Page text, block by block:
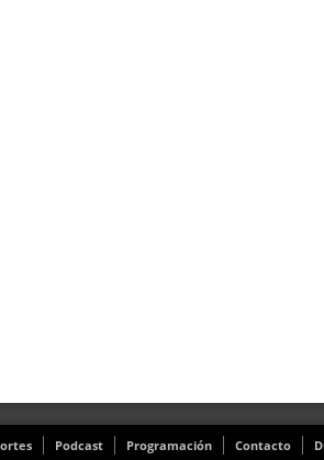
Podcast Programación Contacto